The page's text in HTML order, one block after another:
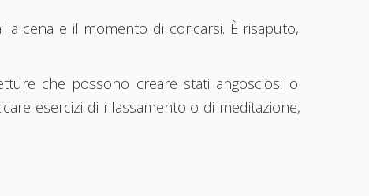
cena e il momento di coricarsi. È risaputo,
che possono creare stati angosciosi o
esercizi di rilassamento o di meditazione,